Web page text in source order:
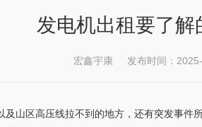
发电机出租要了解
宏鑫宇康 发布时间：
山区高压线拉不到的地方，还有突发事